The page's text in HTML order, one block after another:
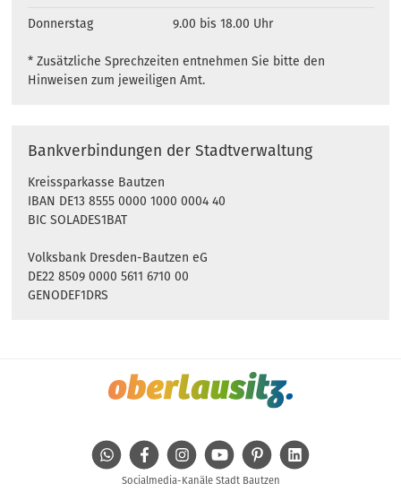
Donnerstag 9.00 bis 18.00 Uhr
* Zusätzliche Sprechzeiten entnehmen Sie bitte den
Hinweisen zum jeweiligen Amt.
Bankverbindungen der Stadtverwaltung
Kreissparkasse Bautzen
IBAN DE13 8555 0000 1000 0004 40
BIC SOLADES1BAT
Volksbank Dresden-Bautzen eG
DE22 8509 0000 5611 6710 00
GENODEF1DRS
WhatsAppFacebookInstagramYoutube Pinterest
Socialmedia-Kanäle Stadt Bautzen